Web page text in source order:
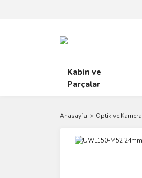
Kabin ve
Parçalar
Anasayfa Optik ve Kamera